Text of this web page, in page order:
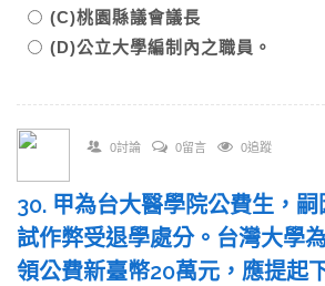
(C)桃園縣議會議長
(D)公立大學編制內之職員。
0討論 0留言 0追蹤
30. 甲為台大醫學院公費生，嗣
試作弊受退學處分。台灣大學
領公費新臺幣20萬元，應提起